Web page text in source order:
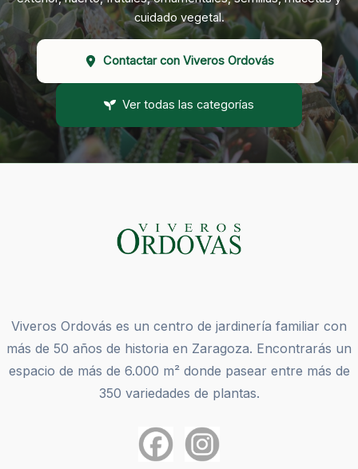
cuidado vegetal.
Contactar con Viveros Ordovás
Ver todas las categorías
Viveros Ordovás es un centro de jardinería familiar con
más de 50 años de historia en Zaragoza. Encontrarás un
espacio de más de 6.000 m² donde pasear entre más de
350 variedades de plantas.